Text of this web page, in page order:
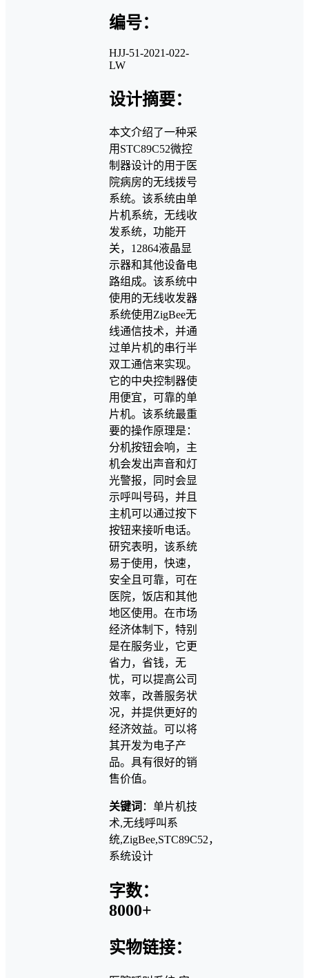
编号：
HJJ-51-2021-022-
LW
设计摘要：
本文介绍了一种采
用STC89C52微控
制器设计的用于医
院病房的无线拨号
系统。该系统由单
片机系统，无线收
发系统，功能开
关，12864液晶显
示器和其他设备电
路组成。该系统中
使用的无线收发器
系统使用ZigBee无
线通信技术，并通
过单片机的串行半
双工通信来实现。
它的中央控制器使
用便宜，可靠的单
片机。该系统最重
要的操作原理是：
分机按钮会响，主
机会发出声音和灯
光警报，同时会显
示呼叫号码，并且
主机可以通过按下
按钮来接听电话。
研究表明，该系统
易于使用，快速，
安全且可靠，可在
医院，饭店和其他
地区使用。在市场
经济体制下，特别
是在服务业，它更
省力，省钱，无
忧，可以提高公司
效率，改善服务状
况，并提供更好的
经济效益。可以将
其开发为电子产
品。具有很好的销
售价值。
关键词 ：单片机技
术,无线呼叫系
统,ZigBee,STC89C52，
系统设计
字数：
8000+
实物链接：